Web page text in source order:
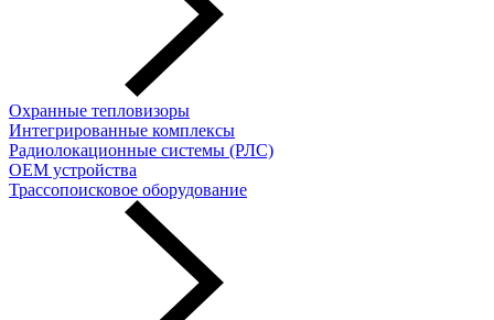
Охранные тепловизоры
Интегрированные комплексы
Радиолокационные системы (РЛС)
OEM устройства
Трассопоисковое оборудование